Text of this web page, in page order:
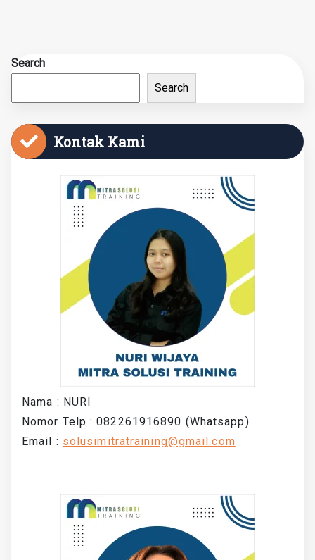
Search
Search
Kontak Kami
Nama : NURI
Nomor Telp : 082261916890 (Whatsapp)
Email : solusimitratraining@gmail.com